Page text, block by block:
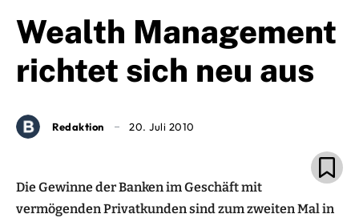
Wealth Management
richtet sich neu aus
Redaktion 20. Juli 2010
Die Gewinne der Banken im Geschäft mit
vermögenden Privatkunden sind zum zweiten Mal in